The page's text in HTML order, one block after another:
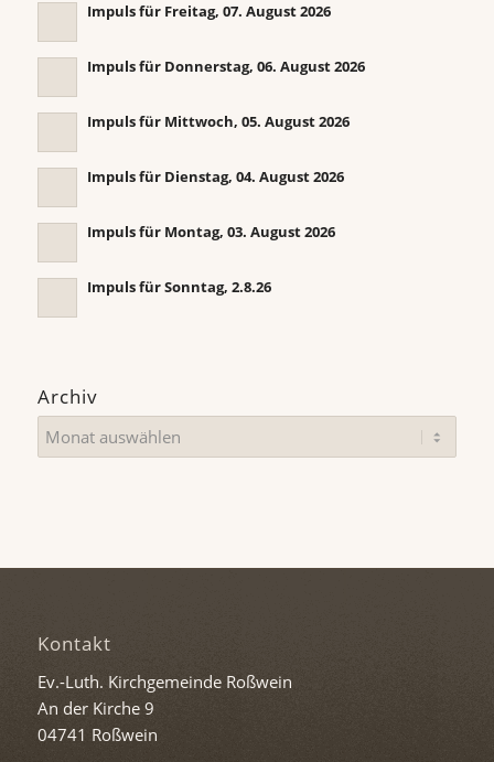
Impuls für Freitag, 07. August 2026
Impuls für Donnerstag, 06. August 2026
Impuls für Mittwoch, 05. August 2026
Impuls für Dienstag, 04. August 2026
Impuls für Montag, 03. August 2026
Impuls für Sonntag, 2.8.26
Archiv
Kontakt
Ev.-Luth. Kirchgemeinde Roßwein
An der Kirche 9
04741 Roßwein